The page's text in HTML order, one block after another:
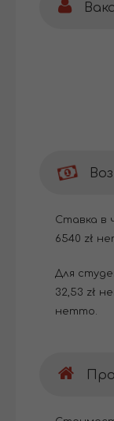
Cтавка в
6540 zł
Для
32,53 zł
нетто.